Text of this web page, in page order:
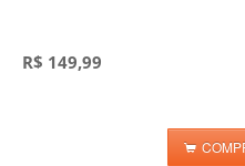
R$ 149,99